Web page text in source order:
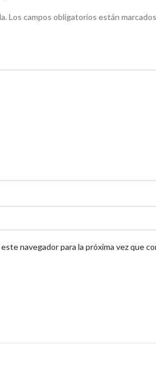
Los campos obligatorios están
navegador para la próxima vez que